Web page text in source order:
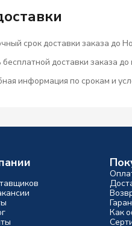
срок доставки заказа до
доставки заказа
информация по срокам и
Как